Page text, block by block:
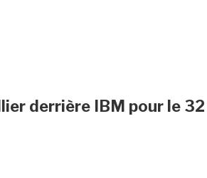
derrière IBM pour le 32